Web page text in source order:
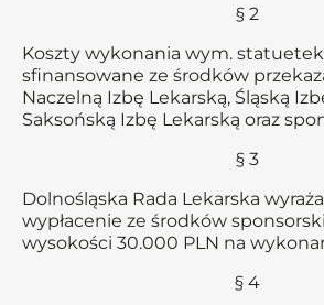
§ 2
Koszty wykonania wym.
sfinansowane ze środków
Naczelną Izbę Lekarską, Śląską
Saksońską Izbę Lekarską oraz
§ 3
Dolnośląska Rada Lekarska
wypłacenie ze środków
wysokości 30.000 PLN na
§ 4